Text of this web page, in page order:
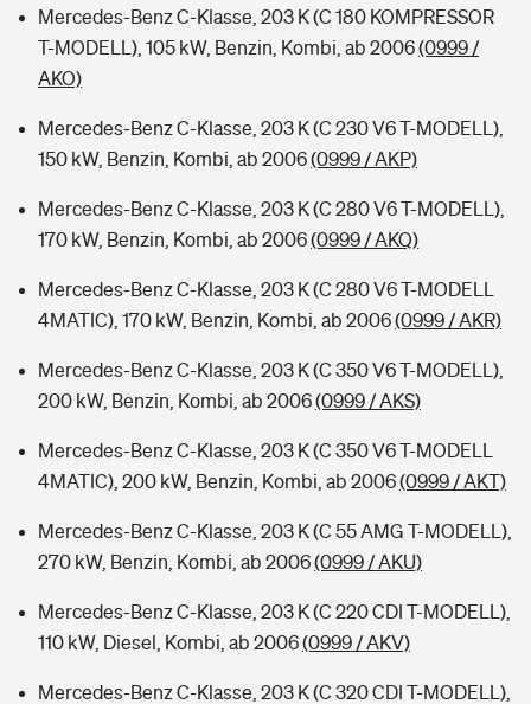
Mercedes-Benz C-Klasse, 203 K (C 180 KOMPRESSOR
T-MODELL), 105 kW, Benzin, Kombi, ab 2006(0999 /
AKO)
Mercedes-Benz C-Klasse, 203 K (C 230 V6 T-MODELL),
150 kW, Benzin, Kombi, ab 2006(0999 / AKP)
Mercedes-Benz C-Klasse, 203 K (C 280 V6 T-MODELL),
170 kW, Benzin, Kombi, ab 2006(0999 / AKQ)
Mercedes-Benz C-Klasse, 203 K (C 280 V6 T-MODELL
4MATIC), 170 kW, Benzin, Kombi, ab 2006(0999 / AKR)
Mercedes-Benz C-Klasse, 203 K (C 350 V6 T-MODELL),
200 kW, Benzin, Kombi, ab 2006(0999 / AKS)
Mercedes-Benz C-Klasse, 203 K (C 350 V6 T-MODELL
4MATIC), 200 kW, Benzin, Kombi, ab 2006(0999 / AKT)
Mercedes-Benz C-Klasse, 203 K (C 55 AMG T-MODELL),
270 kW, Benzin, Kombi, ab 2006(0999 / AKU)
Mercedes-Benz C-Klasse, 203 K (C 220 CDI T-MODELL),
110 kW, Diesel, Kombi, ab 2006(0999 / AKV)
Mercedes-Benz C-Klasse, 203 K (C 320 CDI T-MODELL),